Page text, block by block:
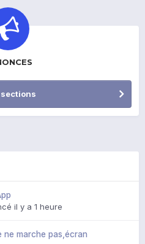
il y a 1 heure
marche pas,écran